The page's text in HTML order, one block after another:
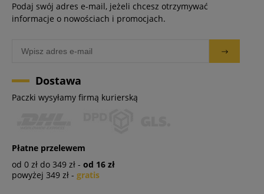
Podaj swój adres e-mail, jeżeli chcesz otrzymywać
informacje o nowościach i promocjach.
Dostawa
Paczki wysyłamy firmą kurierską
Płatne przelewem
od 0 zł do 349 zł - od 16 zł
powyżej 349 zł - gratis